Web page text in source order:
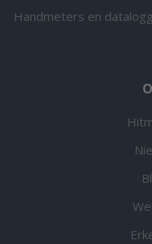
Handmeters en